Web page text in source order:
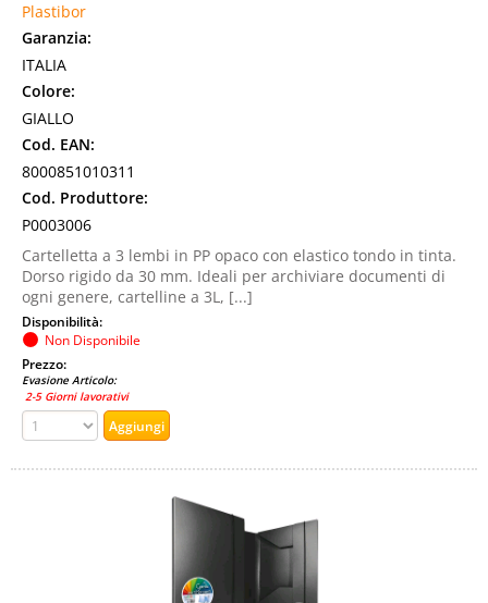
Plastibor
Garanzia:
ITALIA
Colore:
GIALLO
Cod. EAN:
8000851010311
Cod. Produttore:
P0003006
Cartelletta a 3 lembi in PP opaco con elastico tondo in tinta.
Dorso rigido da 30 mm. Ideali per archiviare documenti di
ogni genere, cartelline a 3L, [...]
Disponibilità:
Non Disponibile
Prezzo:
Evasione Articolo:
2-5 Giorni lavorativi